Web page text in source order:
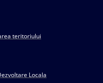
teritoriului
Locala